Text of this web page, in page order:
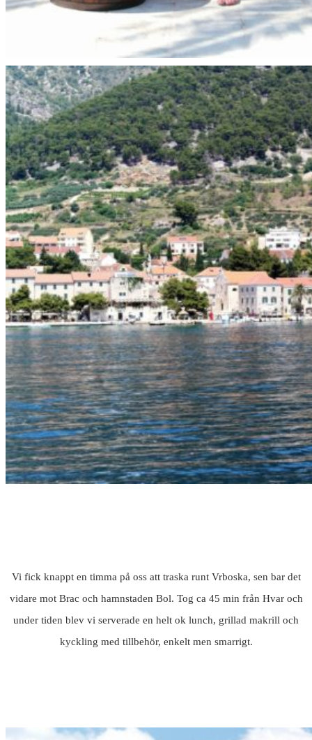
Vi fick knappt en timma på oss att traska runt Vrboska, sen bar det
vidare mot Brac och hamnstaden Bol. Tog ca 45 min från Hvar och
under tiden blev vi serverade en helt ok lunch, grillad makrill och
kyckling med tillbehör, enkelt men smarrigt.